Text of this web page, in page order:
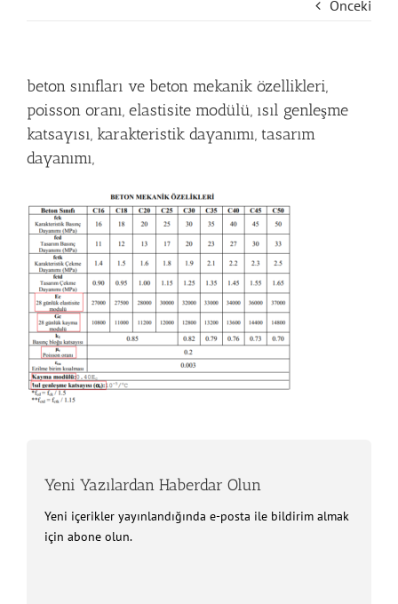
Önceki
beton sınıfları ve beton mekanik özellikleri,
poisson oranı, elastisite modülü, ısıl genleşme
katsayısı, karakteristik dayanımı, tasarım
dayanımı,
Yeni Yazılardan Haberdar Olun
Yeni içerikler yayınlandığında e-posta ile bildirim almak
için abone olun.